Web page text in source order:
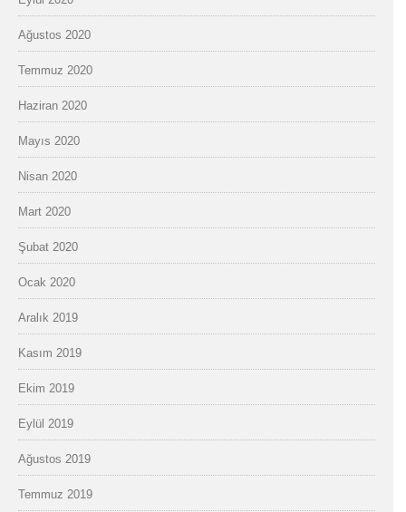
Ağustos 2020
Temmuz 2020
Haziran 2020
Mayıs 2020
Nisan 2020
Mart 2020
Şubat 2020
Ocak 2020
Aralık 2019
Kasım 2019
Ekim 2019
Eylül 2019
Ağustos 2019
Temmuz 2019